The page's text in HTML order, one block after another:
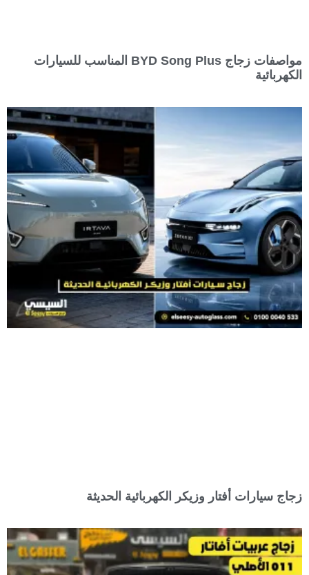
مواصفات زجاج BYD Song Plus المناسب للسيارات
الكهربائية
زجاج سيارات أفتار وزيكر الكهربائية الحديثة